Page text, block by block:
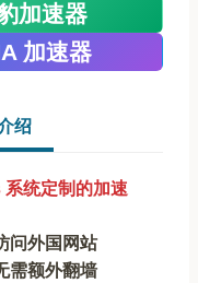
加速器
加速器
绍
统定制的加速
问外国网站
需额外翻墙